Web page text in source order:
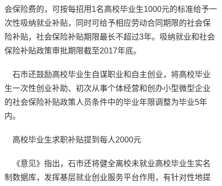
会保险费的，可按每招用1名高校毕业生1000元的标准给予一
次性吸纳就业补贴，同时可给予相应劳动合同期限的社会保
险补贴，社会保险补贴期限最长不超过3年。吸纳就业和社会
保险补贴政策审批期限截至2017年底。
石市还鼓励高校毕业生自谋职业和自主创业，将高校毕业
生一次性创业补助、初次从事个体经营和创办小型微型企业
的社会保险补贴政策人员条件中的毕业年限调整为毕业5年
内。
高校毕业生求职补贴提到每人2000元
《意见》指出，石市还将健全离校未就业高校毕业生实名
制数据库，发挥基层就业创业服务平台作用，有针对性地提